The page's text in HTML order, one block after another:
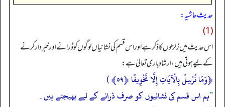
حدیث حاشیہ:
(1)
اس حدیث میں زلزلوں کا ذکر ہے اور اس قسم کی نشانیاں لوگوں کو ڈرانے اور خبردار کرنے
کے لیے ہوتی ہیں، ارشاد باری تعالیٰ ہے:
﴿وَمَا نُرْسِلُ بِالْآيَاتِ إِلَّا تَخْوِيفًا﴿٥٩﴾
)
”ہم اس قسم کی نشانیوں کو صرف ڈرانے کے لیے بھیجتے ہیں۔